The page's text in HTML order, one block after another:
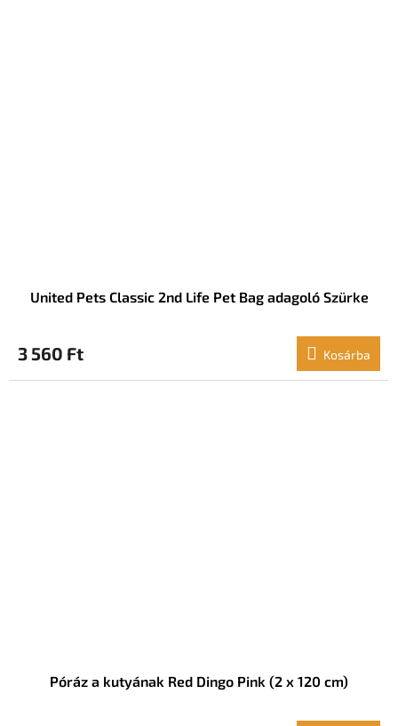
United Pets Classic 2nd Life Pet Bag adagoló Szürke
3 560 Ft Kosárba
Póráz a kutyának Red Dingo Pink (2 x 120 cm)